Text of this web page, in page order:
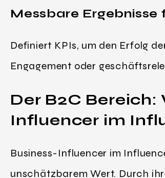
Messbare Ergebnisse
Definiert KPIs, um den Erfolg
Engagement oder
Der B2C
Influencer im
Business-Influencer im
unschätzbarem Wert. Durch